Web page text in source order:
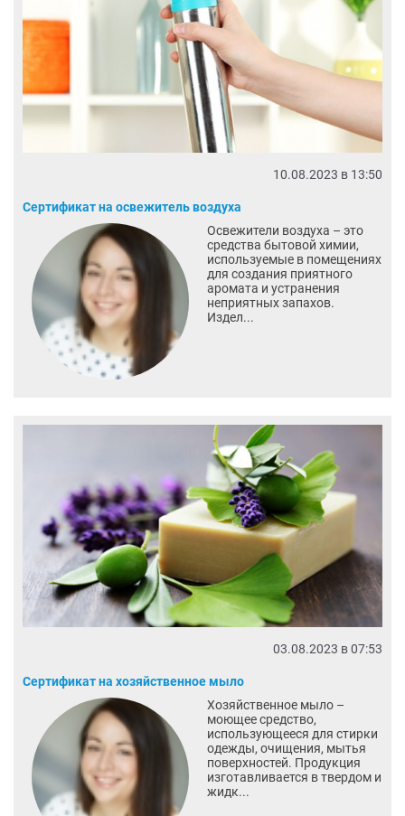
10.08.2023 в 13:50
Сертификат на освежитель воздуха
Освежители воздуха – это
средства бытовой химии,
используемые в помещениях
для создания приятного
аромата и устранения
неприятных запахов.
Издел...
03.08.2023 в 07:53
Сертификат на хозяйственное мыло
Хозяйственное мыло –
моющее средство,
использующееся для стирки
одежды, очищения, мытья
поверхностей. Продукция
изготавливается в твердом и
жидк...